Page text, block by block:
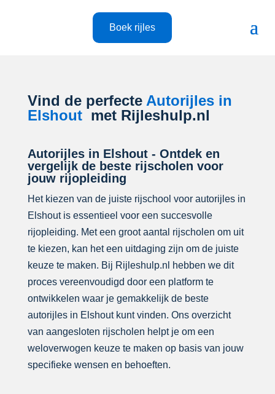
Boek rijles
Vind de perfecte Autorijles in
Elshout met Rijleshulp.nl
Autorijles in Elshout - Ontdek en
vergelijk de beste rijscholen voor
jouw rijopleiding
Het kiezen van de juiste rijschool voor autorijles in
Elshout is essentieel voor een succesvolle
rijopleiding. Met een groot aantal rijscholen om uit
te kiezen, kan het een uitdaging zijn om de juiste
keuze te maken. Bij Rijleshulp.nl hebben we dit
proces vereenvoudigd door een platform te
ontwikkelen waar je gemakkelijk de beste
autorijles in Elshout kunt vinden. Ons overzicht
van aangesloten rijscholen helpt je om een
weloverwogen keuze te maken op basis van jouw
specifieke wensen en behoeften.